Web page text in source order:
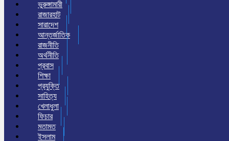
ভুরুঙ্গামারী
রাজারহাট
সারাদেশ
আন্তর্জাতিক
রাজনীতি
অর্থনীতি
প্রবাস
শিক্ষা
প্রযুক্তি
সাহিত্য
খেলাধুলা
ফিচার
মতামত
ইসলাম